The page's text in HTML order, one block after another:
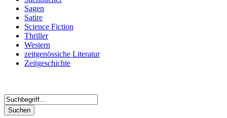
Sagen
Satire
Science Fiction
Thriller
Western
zeitgenössiche Literatur
Zeitgeschichte